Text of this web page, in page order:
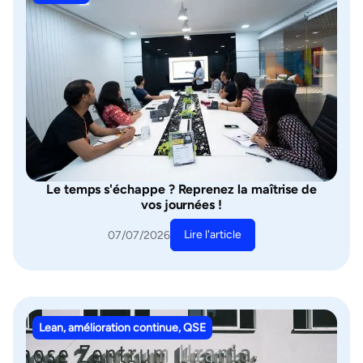
Le temps s'échappe ? Reprenez la maîtrise de
vos journées !
07/07/2026 Lire l'article
Lean, amélioration continue, QSE